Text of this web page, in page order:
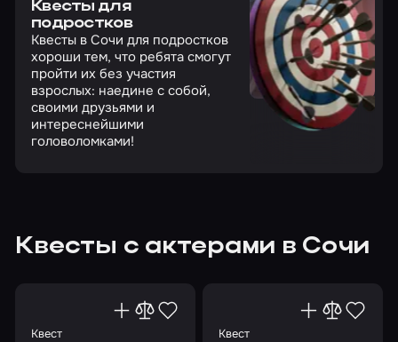
Квесты для
подростков
Квесты в Сочи для подростков
хороши тем, что ребята смогут
пройти их без участия
взрослых: наедине с собой,
своими друзьями и
интереснейшими
головоломками!
Квесты с актерами в Сочи
Квест Квест